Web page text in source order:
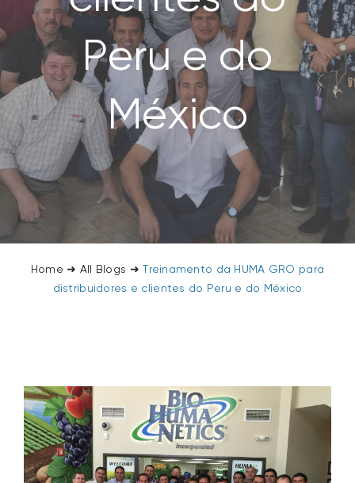
SEARCH
FOR:
Peru e do
México
Home ➜ All Blogs ➜
Treinamento da HUMA GRO para
distribuidores e clientes do Peru e do México